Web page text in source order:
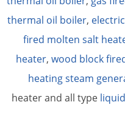
thermal oil boiler,
fired molten salt
heater,wood block
heating steam
heater and all type